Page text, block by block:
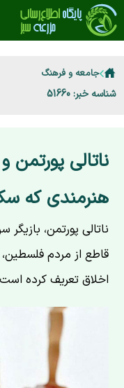
جامعه و فرهنگ
شناسه خبر: 51660
ناتالی پورتمن
هنرمندی که
ناتالی پورتمن،
قاطع از مردم
اخلاق تعریف کرده